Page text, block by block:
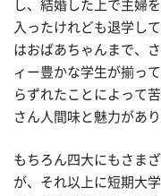
し、結婚した上で主婦
入ったけれども退学し
はおばあちゃんまで、
ィー豊かな学生が揃っ
らずれたことによって
さん人間味と魅力があり
もちろん四大にもさま
が、それ以上に短期大